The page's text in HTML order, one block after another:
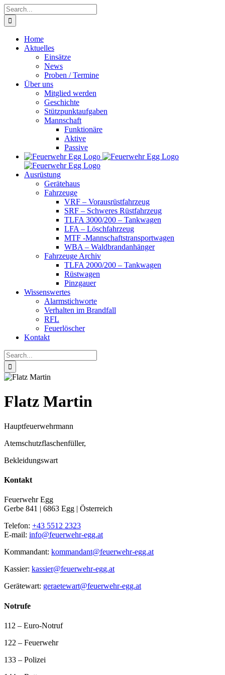
Skip
to
content
Search
for:
Home
Aktuelles
Einsätze
News
Proben / Termine
Über uns
Mitglied werden
Geschichte
Stützpunktaufgaben
Mannschaft
Funktionäre
Aktive
Passive
Ausrüstung
Gerätehaus
Fahrzeuge
VRF – Vorausrüstfahrzeug
SRF – Schweres Rüstfahrzeug
TLFA 3000/200 – Tankwagen
LFA – Löschfahrzeug
MTF -Mannschaftstransportwagen
WBA – Waldbrandanhänger
Fahrzeuge Archiv
TLFA 2000/200 – Tankwagen
Rüstwagen
Pinzgauer
Wissenswertes
Alarmstichworte
Verhalten im Brandfall
RFL
Feuerlöscher
Kontakt
Search
for:
Flatz Martin
Hauptfeuerwehrmann
Atemschutzflaschenfüller,
Bekleidungswart
Kontakt
Feuerwehr Egg
Gerbe 841 | 6863 Egg | Österreich
Telefon: +43 5512 2323
E-mail: info@feuerwehr-egg.at
Kommandant: kommandant@feuerwehr-egg.at
Kassier: kassier@feuerwehr-egg.at
Gerätewart: geraetewart@feuerwehr-egg.at
Notrufe
112 – Euro-Notruf
122 – Feuerwehr
133 – Polizei